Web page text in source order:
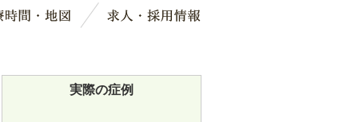
保証 診療時間・地図
実際の症例